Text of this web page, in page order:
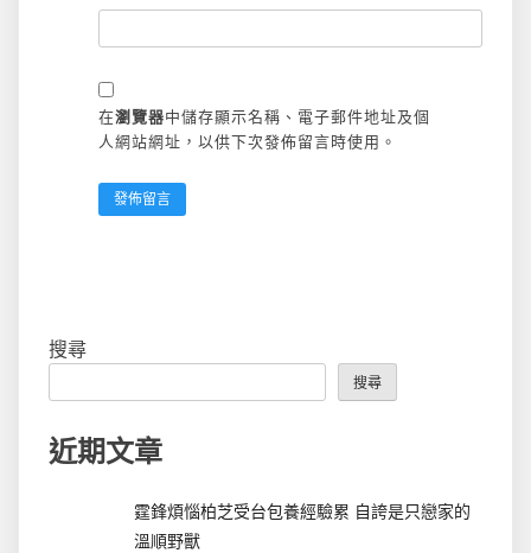
在瀏覽器中儲存顯示名稱、電子郵件地址及個
人網站網址，以供下次發佈留言時使用。
搜尋
搜尋
近期文章
霆鋒煩惱柏芝受台包養經驗累 自誇是只戀家的
溫順野獸